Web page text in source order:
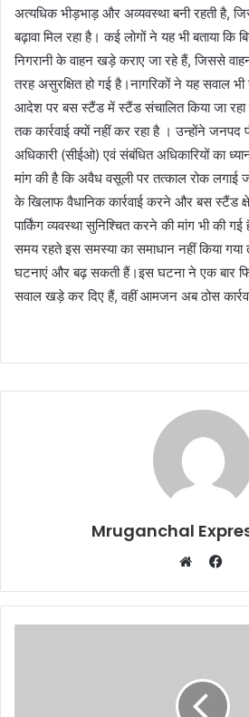
अत्यधिक भीड़भाड़ और अव्यवस्था बनी रहती है,
बढ़ावा मिल रहा है। कई लोगों ने यह भी बताया कि
निगरानी के वाहन खड़े कराए जा रहे हैं, जिससे वाहन
तरह असुरक्षित हो गई है।नागरिकों ने यह सवाल
आदेश पर बस स्टैंड में स्टैंड संचालित किया जा
तक कार्रवाई क्यों नहीं कर रहा है । उन्होंने जनपद
अधिकारी (सीईओ) एवं संबंधित अधिकारियों का
मांग की है कि अवैध वसूली पर तत्काल रोक लगाई
के खिलाफ वैधानिक कार्रवाई करने और बस स्टैंड
पार्किंग व्यवस्था सुनिश्चित करने की मांग भी की
समय रहते इस समस्या का समाधान नहीं किया गया
घटनाएं और बढ़ सकती हैं।इस घटना ने एक बार
सवाल खड़े कर दिए हैं, वहीं आमजन अब ठोस
Mruganchal